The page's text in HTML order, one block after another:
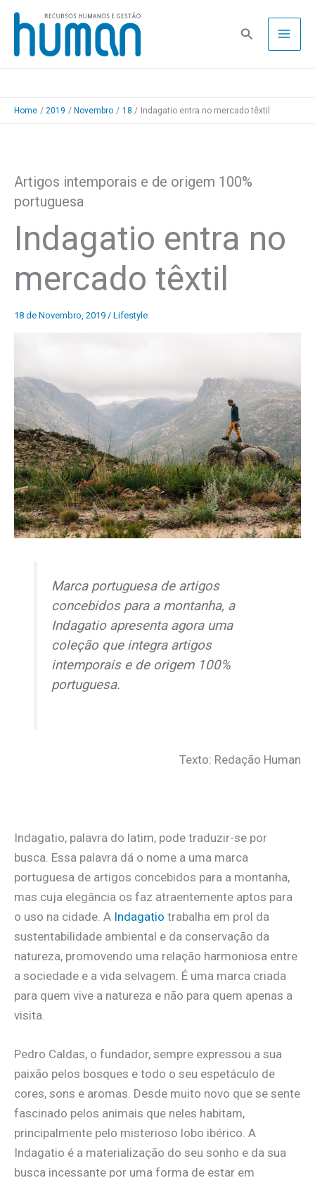
Skip
content
Pesquisa
Home 2019 Novembro 18 Indagatio entra no mercado têxtil
Artigos intemporais e de origem 100%
portuguesa
Indagatio entra no
mercado têxtil
18 de Novembro, 2019 / Lifestyle
Marca portuguesa de artigos
concebidos para a montanha, a
Indagatio apresenta agora uma
coleção que integra artigos
intemporais e de origem 100%
portuguesa.
Texto: Redação Human
Indagatio, palavra do latim, pode traduzir-se por
busca. Essa palavra dá o nome a uma marca
portuguesa de artigos concebidos para a montanha,
mas cuja elegância os faz atraentemente aptos para
o uso na cidade. A Indagatio trabalha em prol da
sustentabilidade ambiental e da conservação da
natureza, promovendo uma relação harmoniosa entre
a sociedade e a vida selvagem. É uma marca criada
para quem vive a natureza e não para quem apenas a
visita.
Pedro Caldas, o fundador, sempre expressou a sua
paixão pelos bosques e todo o seu espetáculo de
cores, sons e aromas. Desde muito novo que se sente
fascinado pelos animais que neles habitam,
principalmente pelo misterioso lobo ibérico. A
Indagatio é a materialização do seu sonho e da sua
busca incessante por uma forma de estar em